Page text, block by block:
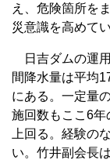
え、危険箇所を
災意識を高めてい
日吉ダムの運
間降水量は平均
にある。一定量
施回数もここ6
上回る。経験の
い。竹井副会長